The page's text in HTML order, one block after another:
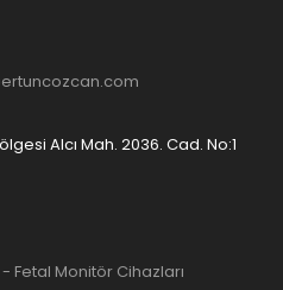
Alcı Mah. 2036. Cad. No:1
Fetal Monitör Cihazları